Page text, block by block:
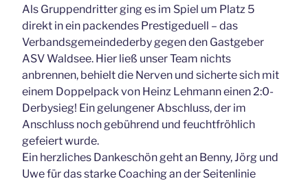
Als Gruppendritter ging es im Spiel um Platz 5
direkt in ein packendes Prestigeduell – das
Verbandsgemeindederby gegen den Gastgeber
ASV Waldsee. Hier ließ unser Team nichts
anbrennen, behielt die Nerven und sicherte sich mit
einem Doppelpack von Heinz Lehmann einen 2:0-
Derbysieg! Ein gelungener Abschluss, der im
Anschluss noch gebührend und feuchtfröhlich
gefeiert wurde.
Ein herzliches Dankeschön geht an Benny, Jörg und
Uwe für das starke Coaching an der Seitenlinie